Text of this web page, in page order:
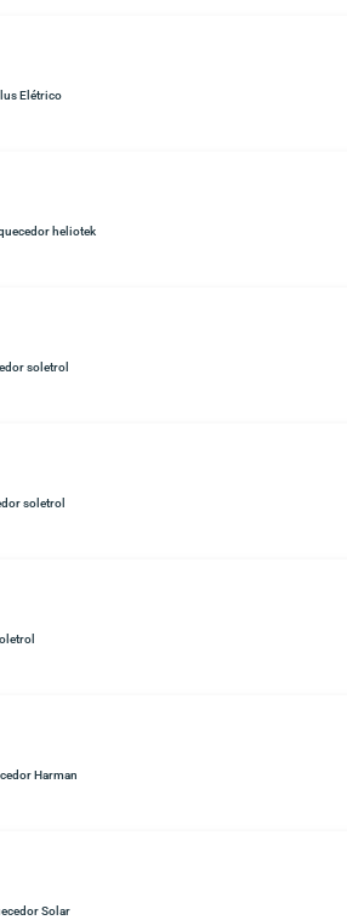
Elétrico
heliotek
soletrol
soletrol
Harman
Solar